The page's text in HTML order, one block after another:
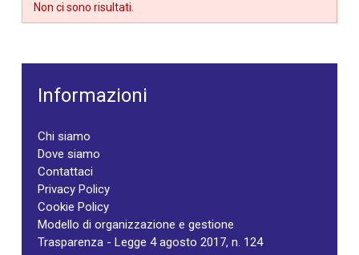
Non ci sono risultati.
Informazioni
Chi siamo
Dove siamo
Contattaci
Privacy Policy
Cookie Policy
Modello di organizzazione e gestione
Trasparenza - Legge 4 agosto 2017, n. 124